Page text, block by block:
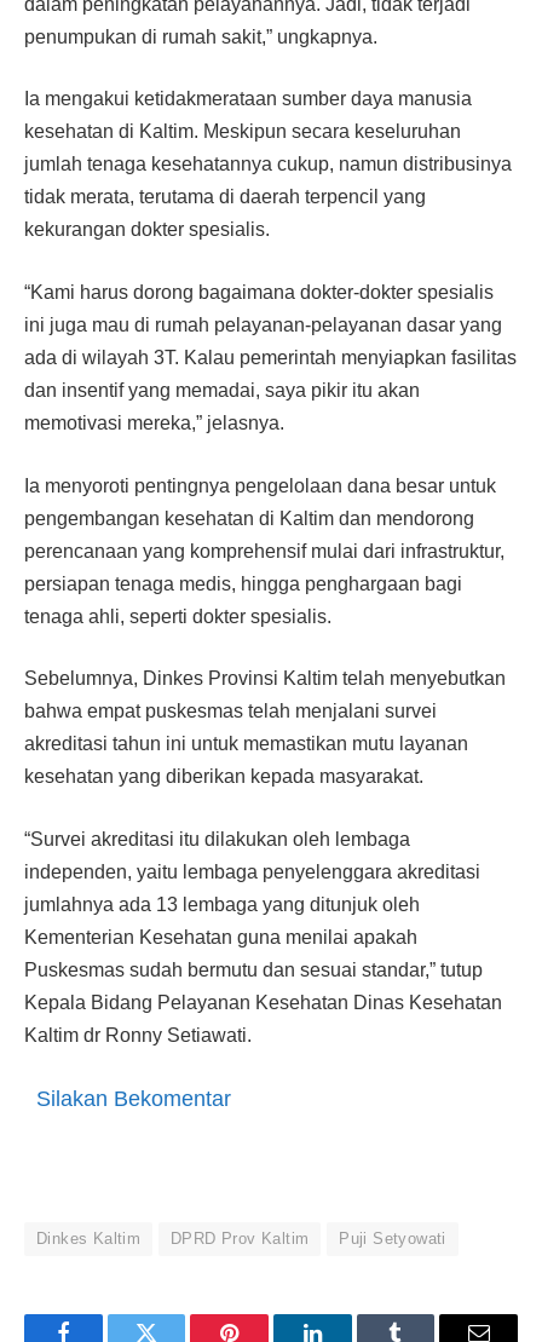
penumpukan di rumah sakit,” ungkapnya.
Ia mengakui ketidakmerataan sumber daya manusia
kesehatan di Kaltim. Meskipun secara keseluruhan
jumlah tenaga kesehatannya cukup, namun distribusinya
tidak merata, terutama di daerah terpencil yang
kekurangan dokter spesialis.
“Kami harus dorong bagaimana dokter-dokter spesialis
ini juga mau di rumah pelayanan-pelayanan dasar yang
ada di wilayah 3T. Kalau pemerintah menyiapkan fasilitas
dan insentif yang memadai, saya pikir itu akan
memotivasi mereka,” jelasnya.
Ia menyoroti pentingnya pengelolaan dana besar untuk
pengembangan kesehatan di Kaltim dan mendorong
perencanaan yang komprehensif mulai dari infrastruktur,
persiapan tenaga medis, hingga penghargaan bagi
tenaga ahli, seperti dokter spesialis.
Sebelumnya, Dinkes Provinsi Kaltim telah menyebutkan
bahwa empat puskesmas telah menjalani survei
akreditasi tahun ini untuk memastikan mutu layanan
kesehatan yang diberikan kepada masyarakat.
“Survei akreditasi itu dilakukan oleh lembaga
independen, yaitu lembaga penyelenggara akreditasi
jumlahnya ada 13 lembaga yang ditunjuk oleh
Kementerian Kesehatan guna menilai apakah
Puskesmas sudah bermutu dan sesuai standar,” tutup
Kepala Bidang Pelayanan Kesehatan Dinas Kesehatan
Kaltim dr Ronny Setiawati.
Silakan Bekomentar
Dinkes Kaltim DPRD Prov Kaltim Puji Setyowati